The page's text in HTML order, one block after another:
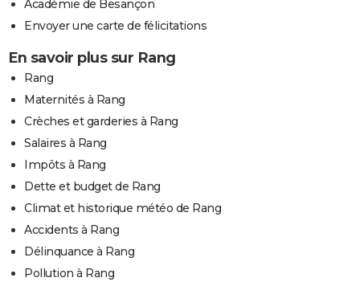
Académie de Besançon
Envoyer une carte de félicitations
En savoir plus sur Rang
Rang
Maternités à Rang
Crèches et garderies à Rang
Salaires à Rang
Impôts à Rang
Dette et budget de Rang
Climat et historique météo de Rang
Accidents à Rang
Délinquance à Rang
Pollution à Rang